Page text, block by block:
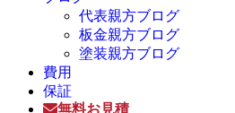
代表親方ブログ
板金親方ブログ
塗装親方ブログ
費用
保証
無料お見積